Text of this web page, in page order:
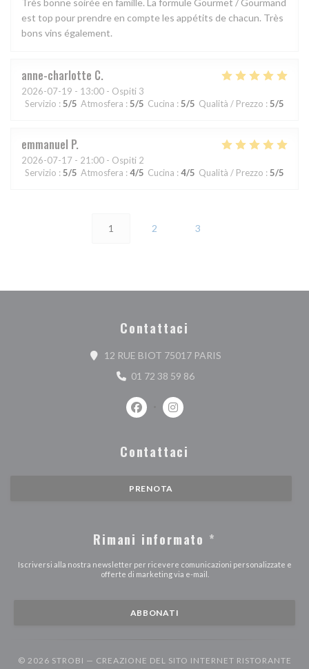
est top pour prendre en compte les appétits de chacun. Très
bons vins également.
anne-charlotte C
2026-07-19 - 13:00 - Ospiti 3
Servizio : 5/5 Atmosfera : 5/5 Cucina : 5/5 Qualità / Prezzo : 5/5
emmanuel P
2026-07-17 - 21:00 - Ospiti 2
Servizio : 5/5 Atmosfera : 4/5 Cucina : 4/5 Qualità / Prezzo : 5/5
1 2 3
Contattaci
12 RUE BIOT 75017 PARIS((apre una nuova
01 72 38 59 86
Facebook ((apre una nuova finestra))
Instagram ((apre una nuova
Contattaci
PRENOTA
Rimani informato *
Iscriversi alla nostra newsletter per ricevere comunicazioni personalizzate e
offerte di marketing via e-mail.
ABBONATI
© 2026 STROBI — CREAZIONE DEL SITO INTERNET RISTORANTE